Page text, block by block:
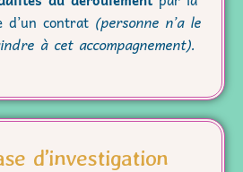
d’un contrat (personne n’a le
à cet accompagnement).
d’investigation